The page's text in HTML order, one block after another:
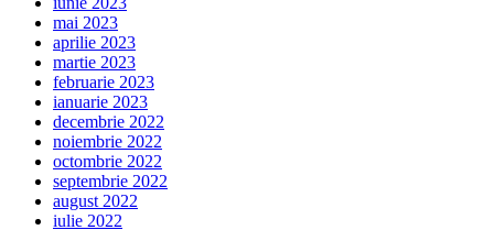
mai 2023
aprilie 2023
martie 2023
februarie 2023
ianuarie 2023
decembrie 2022
noiembrie 2022
octombrie 2022
septembrie 2022
august 2022
iulie 2022